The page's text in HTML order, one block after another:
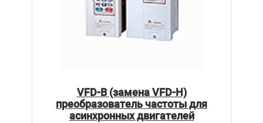
VFD-B (замена VFD-H)
преобразователь частоты для
асинхронных двигателей